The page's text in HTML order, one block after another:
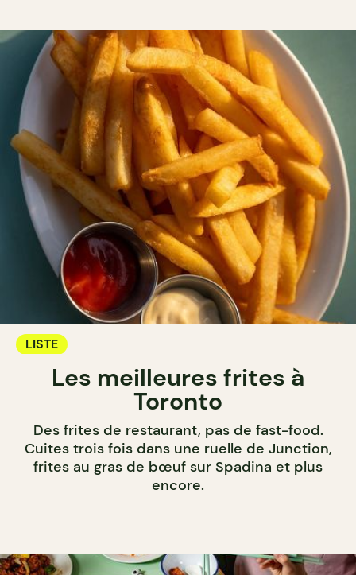
LISTE
Les meilleures frites à
Toronto
Des frites de restaurant, pas de fast-food.
Cuites trois fois dans une ruelle de Junction,
frites au gras de bœuf sur Spadina et plus
encore.